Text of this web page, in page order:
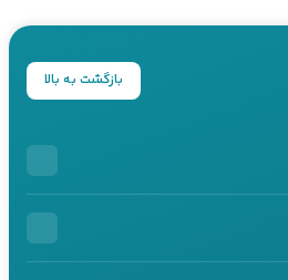
بازگشت به بالا